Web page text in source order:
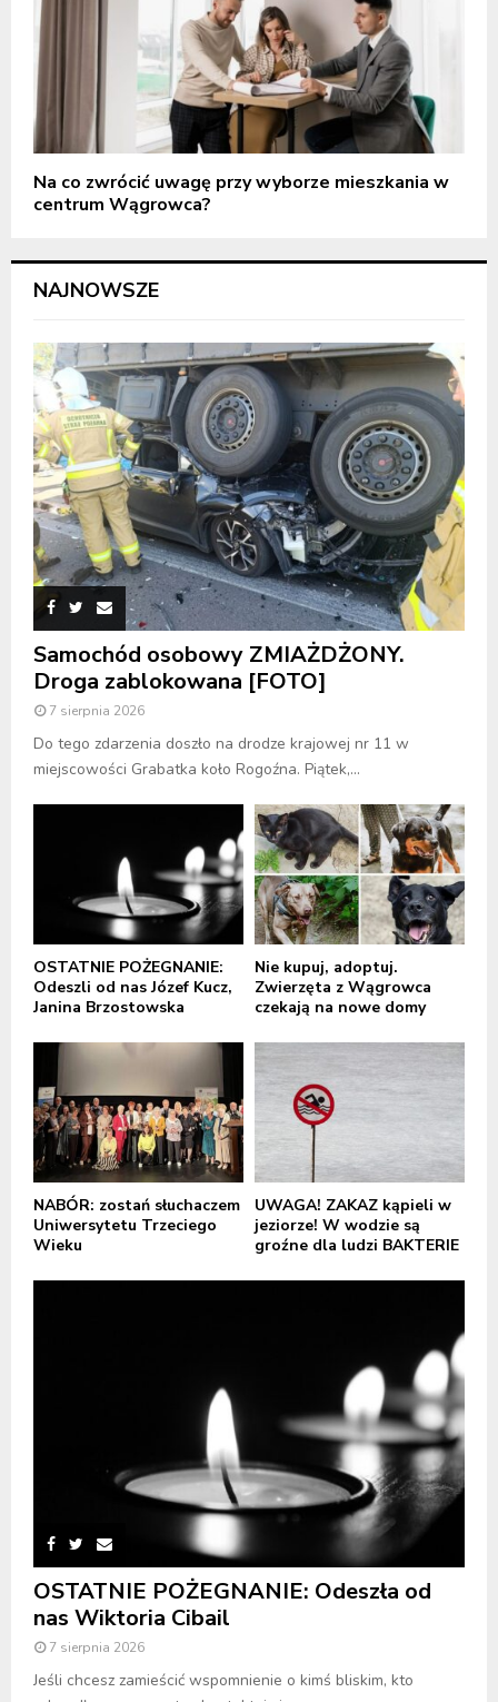
Na co zwrócić uwagę przy wyborze mieszkania w
centrum Wągrowca?
NAJNOWSZE
Samochód osobowy ZMIAŻDŻONY.
Droga zablokowana [FOTO]
7 sierpnia 2026
Do tego zdarzenia doszło na drodze krajowej nr 11 w
miejscowości Grabatka koło Rogoźna. Piątek,...
OSTATNIE POŻEGNANIE:
Odeszli od nas Józef Kucz,
Janina Brzostowska
Nie kupuj, adoptuj.
Zwierzęta z Wągrowca
czekają na nowe domy
NABÓR: zostań słuchaczem
Uniwersytetu Trzeciego
Wieku
UWAGA! ZAKAZ kąpieli w
jeziorze! W wodzie są
groźne dla ludzi BAKTERIE
OSTATNIE POŻEGNANIE: Odeszła od
nas Wiktoria Cibail
7 sierpnia 2026
Jeśli chcesz zamieścić wspomnienie o kimś bliskim, kto